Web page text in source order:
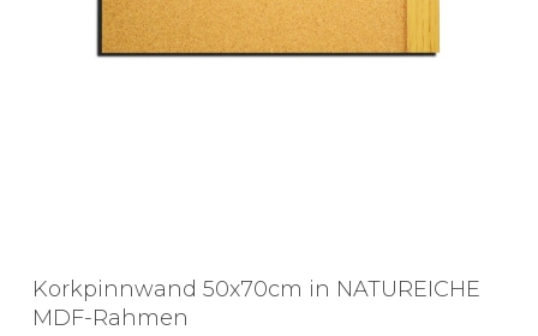
Korkpinnwand 50x70cm in NATUREICHE
MDF-Rahmen